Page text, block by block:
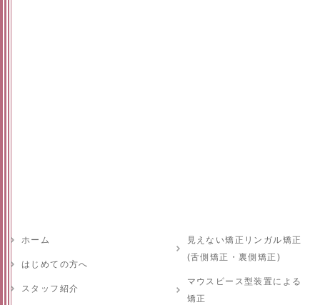
ホーム
はじめての方へ
スタッフ紹介
見えない矯正リンガル矯正
(舌側矯正・裏側矯正)
マウスピース型装置による
矯正